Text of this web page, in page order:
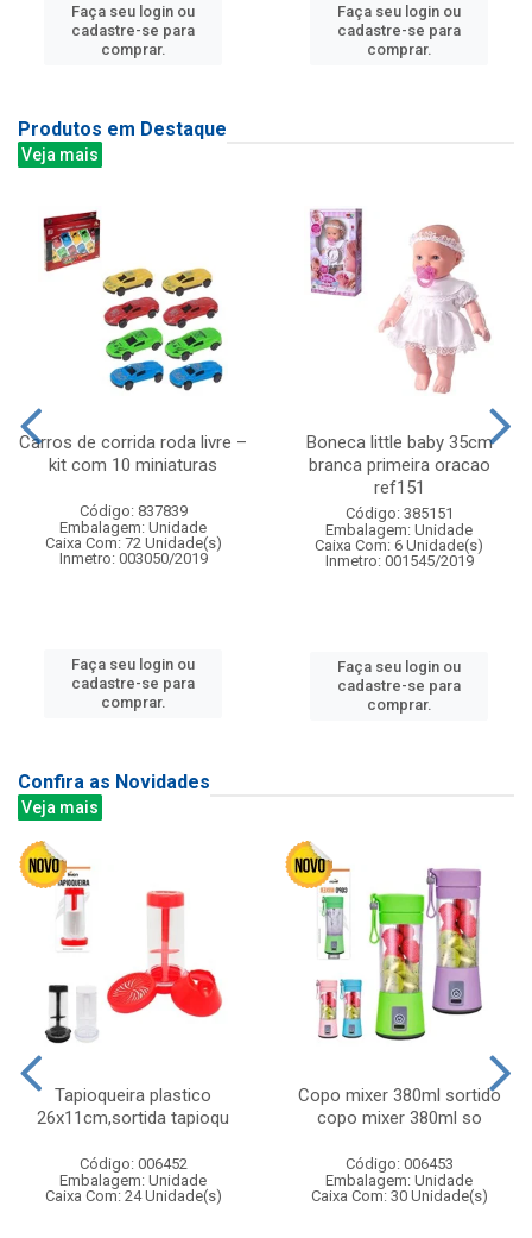
Faça seu login ou
cadastre-se para
comprar.
Faça seu login ou
cadastre-se para
comprar.
Produtos em Destaque
Veja mais
Carros de corrida roda livre –
kit com 10 miniaturas
Código: 837839
Embalagem: Unidade
Caixa Com: 72 Unidade(s)
Inmetro: 003050/2019
Faça seu login ou
cadastre-se para
comprar.
Boneca little baby 35cm
branca primeira oracao
ref151
Código: 385151
Embalagem: Unidade
Caixa Com: 6 Unidade(s)
Inmetro: 001545/2019
Faça seu login ou
cadastre-se para
comprar.
Confira as Novidades
Veja mais
Tapioqueira plastico
26x11cm,sortida tapioqu
Código: 006452
Embalagem: Unidade
Caixa Com: 24 Unidade(s)
Copo mixer 380ml sortido
copo mixer 380ml so
Código: 006453
Embalagem: Unidade
Caixa Com: 30 Unidade(s)